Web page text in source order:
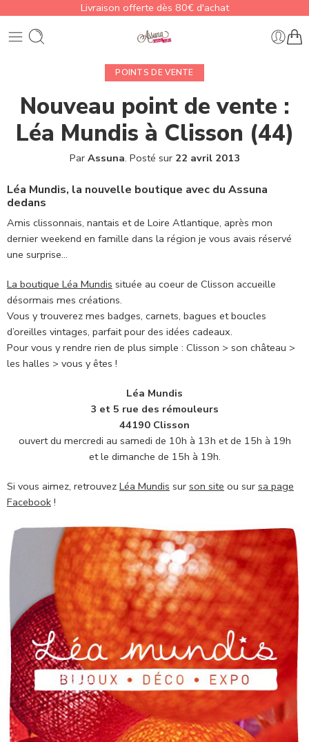
Livraison offerte dès 80€ d'achat
POINTS DE VENTE
Nouveau point de vente :
Léa Mundis à Clisson (44)
Par Assuna. Posté sur 22 avril 2013
Léa Mundis, la nouvelle boutique avec du Assuna
dedans
Amis clissonnais, nantais et de Loire Atlantique, après mon
dernier weekend en famille dans la région je vous avais réservé
une surprise…
La boutique Léa Mundis située au coeur de Clisson accueille
désormais mes créations.
Vous y trouverez mes badges, carnets, bagues et boucles
d’oreilles vintages, parfait pour des idées cadeaux.
Pour vous y rendre rien de plus simple : Clisson > son château >
les halles > vous y êtes !
Léa Mundis
3 et 5 rue des rémouleurs
44190 Clisson
ouvert du mercredi au samedi de 10h à 13h et de 15h à 19h
et le dimanche de 15h à 19h.
Si vous aimez, retrouvez Léa Mundis sur son site ou sur sa page
Facebook !